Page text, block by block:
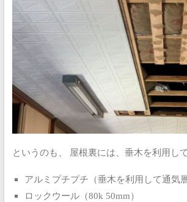
というのも、 屋根裏には、垂木を利用して
アルミプチプチ（垂木を利用して通気層
ロックウール（80k 50mm）